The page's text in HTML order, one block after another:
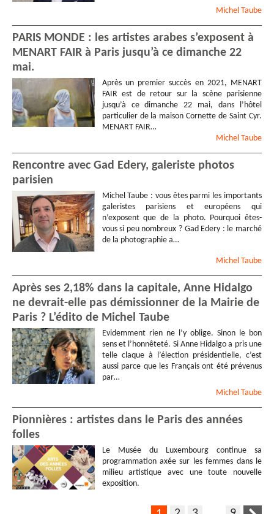
Michel Taube
PARIS MONDE : les artistes arabes s’exposent à
MENART FAIR à Paris jusqu’à ce dimanche 22
mai.
Après un premier succès en 2021, MENART
FAIR est de retour sur la scène parisienne
jusqu’à ce dimanche 22 mai, dans l’hôtel
particulier de la maison Cornette de Saint Cyr.
MENART FAIR…
Michel Taube
Rencontre avec Gad Edery, galeriste photos
parisien
Michel Taube : vous êtes parmi les importants
galeristes parisiens et européens qui
n’exposent que de la photo. Pourquoi êtes-
vous si peu nombreux ? Gad Edery : le marché
de la photographie a…
Michel Taube
Après ses 2,18% dans la capitale, Anne Hidalgo
ne devrait-elle pas démissionner de la Mairie de
Paris ? L’édito de Michel Taube
Evidemment rien ne l’y oblige. Sinon le bon
sens et l’honnêteté. Si Anne Hidalgo a pris une
telle claque à l’élection présidentielle, c’est
aussi parce que les Français ont été prévenus
par…
Michel Taube
Pionnières : artistes dans le Paris des années
folles
Le Musée du Luxembourg continue sa
programmation axée sur les femmes dans le
milieu artistique avec une toute nouvelle
exposition.